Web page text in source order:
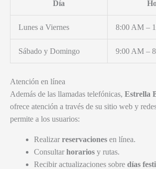
Día
Lunes a Viernes 8:00 AM –
Sábado y Domingo 9:00 AM –
Atención en línea
Además de las llamadas telefónicas, Estrella
ofrece atención a través de su sitio web y
permite a los usuarios:
Realizar reservaciones en línea.
Consultar horarios y rutas.
Recibir actualizaciones sobre días